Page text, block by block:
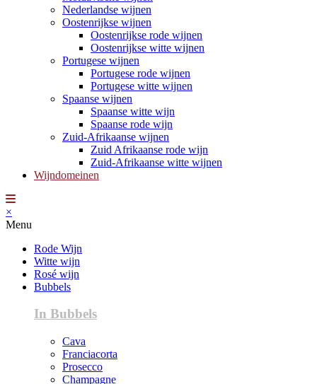
Nederlandse wijnen
Oostenrijkse wijnen
Oostenrijkse rode wijnen
Oostenrijkse witte wijnen
Portugese wijnen
Portugese rode wijnen
Portugese witte wijnen
Spaanse wijnen
Spaanse witte wijn
Spaanse rode wijn
Zuid-Afrikaanse wijnen
Zuid Afrikaanse rode wijn
Zuid-Afrikaanse witte wijnen
Wijndomeinen
×
Menu
Rode Wijn
Witte wijn
Rosé wijn
Bubbels
In Bubbels
Cava
Franciacorta
Prosecco
Champagne